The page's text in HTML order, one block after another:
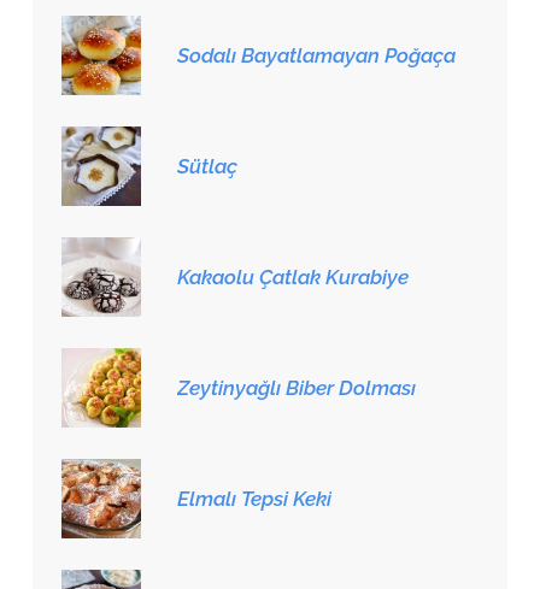
Sodalı Bayatlamayan Poğaça
Sütlaç
Kakaolu Çatlak Kurabiye
Zeytinyağlı Biber Dolması
Elmalı Tepsi Keki